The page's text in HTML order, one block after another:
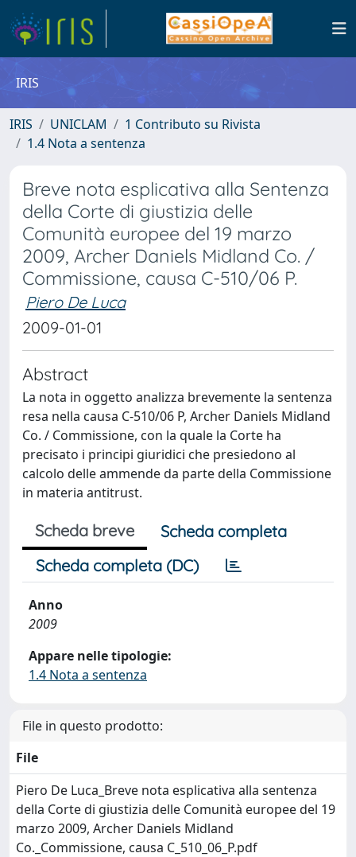
IRIS
IRIS UNICLAM
1 Contributo su Rivista
1.4 Nota a sentenza
Breve nota esplicativa alla Sentenza
della Corte di giustizia delle
Comunità europee del 19 marzo
2009, Archer Daniels Midland Co. /
Commissione, causa C-510/06 P.
Piero De Luca
2009-01-01
Abstract
La nota in oggetto analizza brevemente la sentenza
resa nella causa C-510/06 P, Archer Daniels Midland
Co. / Commissione, con la quale la Corte ha
precisato i principi giuridici che presiedono al
calcolo delle ammende da parte della Commissione
in materia antitrust.
Scheda breve
Scheda completa
Scheda completa (DC)
Anno
2009
Appare nelle tipologie:
1.4 Nota a sentenza
File in questo prodotto:
File
Piero De Luca_Breve nota esplicativa alla sentenza
della Corte di giustizia delle Comunità europee del 19
marzo 2009, Archer Daniels Midland
Co._Commissione, causa C_510_06_P.pdf